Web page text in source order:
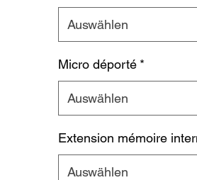
Auswählen
Micro déporté *
Auswählen
Extension mémoire
Auswählen